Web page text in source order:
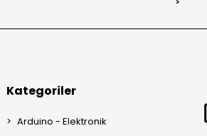
Kategoriler
Arduino - Elektronik